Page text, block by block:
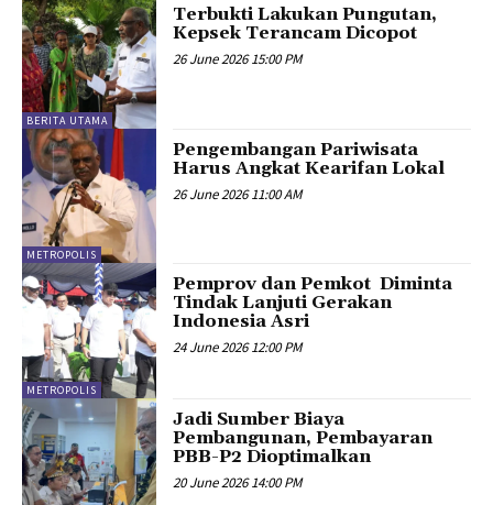
BERITA UTAMA
Terbukti Lakukan Pungutan,
Kepsek Terancam Dicopot
26 June 2026 15:00 PM
METROPOLIS
Pengembangan Pariwisata
Harus Angkat Kearifan Lokal
26 June 2026 11:00 AM
METROPOLIS
Pemprov dan Pemkot Diminta
Tindak Lanjuti Gerakan
Indonesia Asri
24 June 2026 12:00 PM
Jadi Sumber Biaya
Pembangunan, Pembayaran
PBB-P2 Dioptimalkan
20 June 2026 14:00 PM